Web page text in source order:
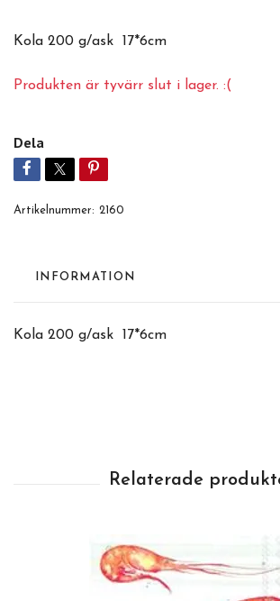
Kola 200 g/ask 17*6cm
Produkten är tyvärr slut i lager. :(
Dela
Artikelnummer: 2160
INFORMATION
Kola 200 g/ask 17*6cm